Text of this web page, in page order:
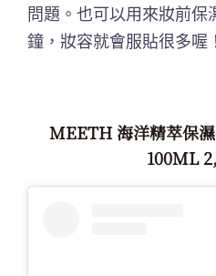
問題。也可以用來妝前保
鐘，妝容就會服貼很多喔！
MEETH 海洋精萃保
100ML